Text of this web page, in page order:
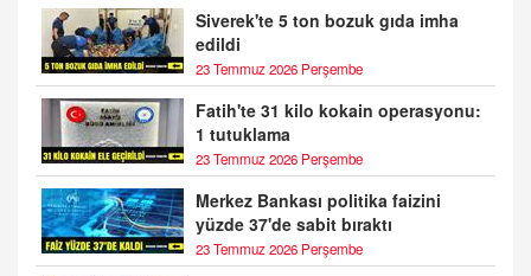
Siverek'te 5 ton bozuk gıda imha
edildi
23 Temmuz 2026 Perşembe
Fatih'te 31 kilo kokain operasyonu:
1 tutuklama
23 Temmuz 2026 Perşembe
Merkez Bankası politika faizini
yüzde 37'de sabit bıraktı
23 Temmuz 2026 Perşembe